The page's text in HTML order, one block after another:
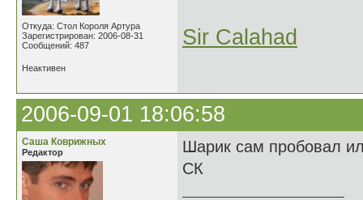
Откуда: Стол Короля Артура
Зарегистрирован: 2006-08-31
Сообщений: 487
Sir Calahad
Неактивен
2006-09-01 18:06:58
Саша Коврижных
Редактор
Шарик сам пробовал
СК